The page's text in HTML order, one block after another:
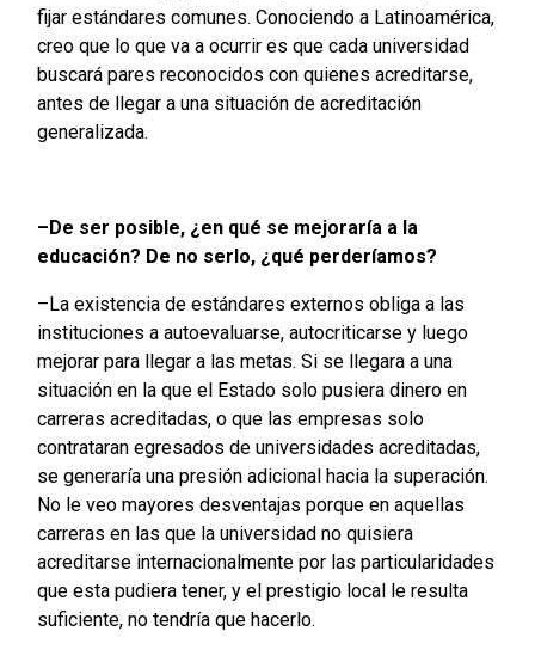
fijar estándares comunes. Conociendo a Latinoamérica,
creo que lo que va a ocurrir es que cada universidad
buscará pares reconocidos con quienes acreditarse,
antes de llegar a una situación de acreditación
generalizada.
–De ser posible, ¿en qué se mejoraría a la
educación? De no serlo, ¿qué perderíamos?
–La existencia de estándares externos obliga a las
instituciones a autoevaluarse, autocriticarse y luego
mejorar para llegar a las metas. Si se llegara a una
situación en la que el Estado solo pusiera dinero en
carreras acreditadas, o que las empresas solo
contrataran egresados de universidades acreditadas,
se generaría una presión adicional hacia la superación.
No le veo mayores desventajas porque en aquellas
carreras en las que la universidad no quisiera
acreditarse internacionalmente por las particularidades
que esta pudiera tener, y el prestigio local le resulta
suficiente, no tendría que hacerlo.